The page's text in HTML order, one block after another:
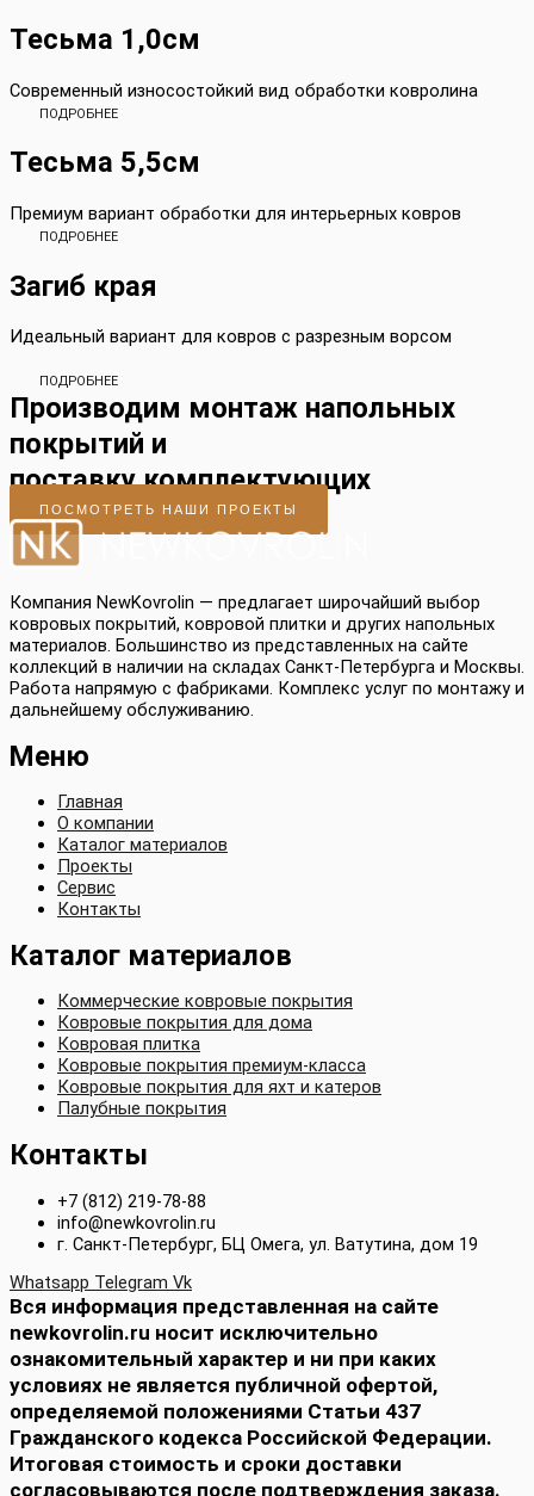
Тесьма 1,0см
Современный износостойкий вид обработки ковролина
ПОДРОБНЕЕ
Тесьма 5,5см
Премиум вариант обработки для интерьерных ковров
ПОДРОБНЕЕ
Загиб края
Идеальный вариант для ковров с разрезным ворсом
ПОДРОБНЕЕ
Производим монтаж напольных
покрытий и
поставку комплектующих
ПОСМОТРЕТЬ НАШИ ПРОЕКТЫ
Компания NewKovrolin — предлагает широчайший выбор
ковровых покрытий, ковровой плитки и других напольных
материалов. Большинство из представленных на сайте
коллекций в наличии на складах Санкт-Петербурга и Москвы.
Работа напрямую с фабриками. Комплекс услуг по монтажу и
дальнейшему обслуживанию.
Меню
Главная
О компании
Каталог материалов
Проекты
Сервис
Контакты
Каталог материалов
Коммерческие ковровые покрытия
Ковровые покрытия для дома
Ковровая плитка
Ковровые покрытия премиум-класса
Ковровые покрытия для яхт и катеров
Палубные покрытия
Контакты
+7 (812) 219-78-88
info@newkovrolin.ru
г. Санкт-Петербург, БЦ Омега, ул. Ватутина, дом 19
Whatsapp Telegram Vk
Вся информация представленная на сайте
newkovrolin.ru носит исключительно
ознакомительный характер и ни при каких
условиях не является публичной офертой,
определяемой положениями Статьи 437
Гражданского кодекса Российской Федерации.
Итоговая стоимость и сроки доставки
согласовываются после подтверждения заказа.